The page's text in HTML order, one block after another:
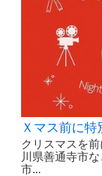
Ｘマス前に
クリスマスを
川県善通寺市
市...